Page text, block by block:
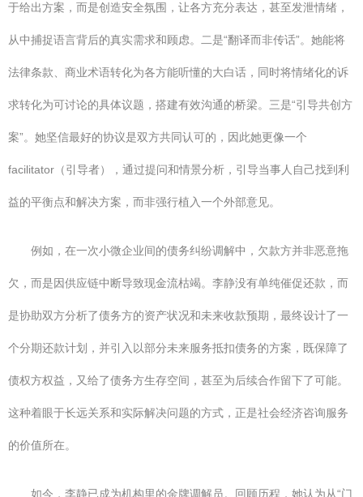
于给出方案，而是创造安全氛围，让各方充分表达，甚至发泄情绪，
从中捕捉语言背后的真实需求和顾虑。二是“翻译而非传话”。她能将
法律条款、商业术语转化为各方能听懂的大白话，同时将情绪化的诉
求转化为可讨论的具体议题，搭建有效沟通的桥梁。三是“引导共创方
案”。她坚信最好的协议是双方共同认可的，因此她更像一个
facilitator（引导者），通过提问和情景分析，引导当事人自己找到利
益的平衡点和解决方案，而非强行植入一个外部意见。
例如，在一次小微企业间的债务纠纷调解中，欠款方并非恶意拖
欠，而是因供应链中断导致现金流枯竭。李静没有单纯催促还款，而
是协助双方分析了债务方的资产状况和未来收款预期，最终设计了一
个分期还款计划，并引入以部分未来服务抵扣债务的方案，既保障了
债权方权益，又给了债务方生存空间，甚至为后续合作留下了可能。
这种着眼于长远关系和实际解决问题的方式，正是社会经济咨询服务
的价值所在。
如今，李静已成为机构里的金牌调解员。回顾历程，她认为从“门